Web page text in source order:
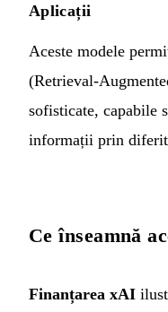
Aplicații
Aceste modele
(Retrieval-
sofisticate, capabile
informații prin
Ce înseamnă
Finanțarea xAI